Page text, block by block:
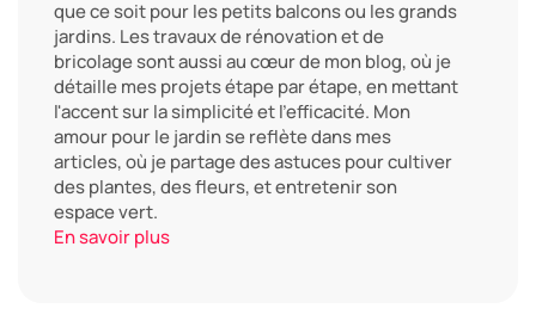
que ce soit pour les petits balcons ou les grands
jardins. Les travaux de rénovation et de
bricolage sont aussi au cœur de mon blog, où je
détaille mes projets étape par étape, en mettant
l'accent sur la simplicité et l'efficacité. Mon
amour pour le jardin se reflète dans mes
articles, où je partage des astuces pour cultiver
des plantes, des fleurs, et entretenir son
espace vert.
En savoir plus